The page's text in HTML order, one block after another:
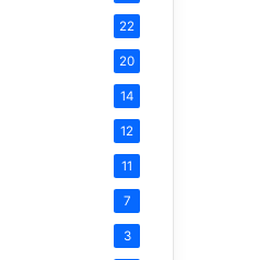
22
20
14
12
11
7
3